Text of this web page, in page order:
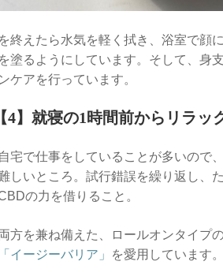
終えたら水気を軽く拭き、浴室で顔
塗るようにしています。そして、身
ケアを行っています。
【4】就寝の1時間前からリラッ
宅で仕事をしていることが多いので
しいところ。試行錯誤を繰り返し、
の力を借りること。
方を兼ね備えた、ロールオンタイプ
イージーバリア」
を愛用しています。